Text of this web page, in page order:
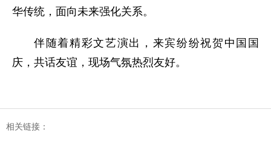
华传统，面向未来强化关系。
伴随着精彩文艺演出，来宾纷纷祝贺中国国
庆，共话友谊，现场气氛热烈友好。
相关链接：